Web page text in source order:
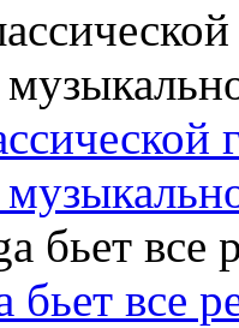
бьет все